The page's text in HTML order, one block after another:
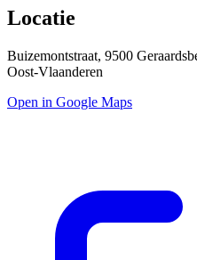
Locatie
Buizemontstraat, 9500
Oost-Vlaanderen
Open in Google Maps